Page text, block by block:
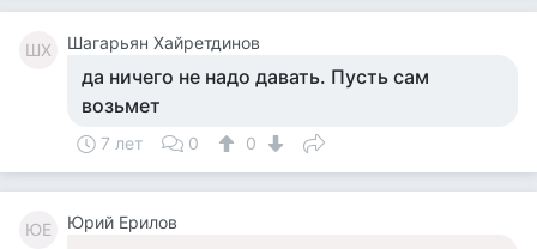
ШХ Шагарьян Хайретдинов
да ничего не надо давать. Пусть сам
возьмет
7 лет 0 0
ЮЕ Юрий Ерилов